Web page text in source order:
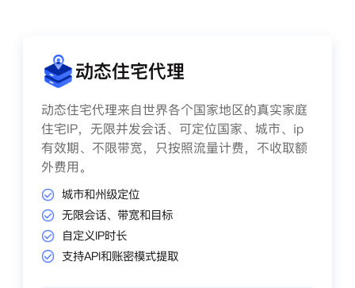
动态住宅代理
动态住宅代理来自世界各个国家地区的真实家庭
住宅IP，无限并发会话、可定位国家、城市、ip
有效期、不限带宽，只按照流量计费，不收取额
外费用。
城市和州级定位
无限会话、带宽和目标
自定义IP时长
支持API和账密模式提取